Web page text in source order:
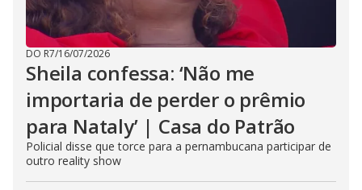
DO R7/16/07/2026
Sheila confessa: ‘Não me
importaria de perder o prêmio
para Nataly’ | Casa do Patrão
Policial disse que torce para a pernambucana participar de
outro reality show